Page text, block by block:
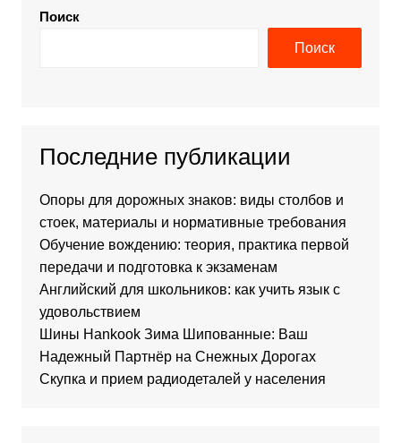
Поиск
Поиск
Последние публикации
Опоры для дорожных знаков: виды столбов и
стоек, материалы и нормативные требования
Обучение вождению: теория, практика первой
передачи и подготовка к экзаменам
Английский для школьников: как учить язык с
удовольствием
Шины Hankook Зима Шипованные: Ваш
Надежный Партнёр на Снежных Дорогах
Скупка и прием радиодеталей у населения